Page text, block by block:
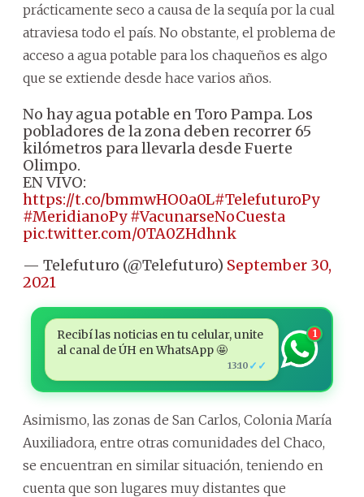
prácticamente seco a causa de la sequía por la cual
atraviesa todo el país. No obstante, el problema de
acceso a agua potable para los chaqueños es algo
que se extiende desde hace varios años.
No hay agua potable en Toro Pampa. Los
pobladores de la zona deben recorrer 65
kilómetros para llevarla desde Fuerte
Olimpo.
EN VIVO:
https://t.co/bmmwHO0a0L#TelefuturoPy
#MeridianoPy #VacunarseNoCuesta
pic.twitter.com/0TA0ZHdhnk
— Telefuturo (@Telefuturo) September 30,
2021
Recibí las noticias en tu celular, unite
al canal de ÚH en WhatsApp 🤩
13:10 ✓✓
1
Asimismo, las zonas de San Carlos, Colonia María
Auxiliadora, entre otras comunidades del Chaco,
se encuentran en similar situación, teniendo en
cuenta que son lugares muy distantes que